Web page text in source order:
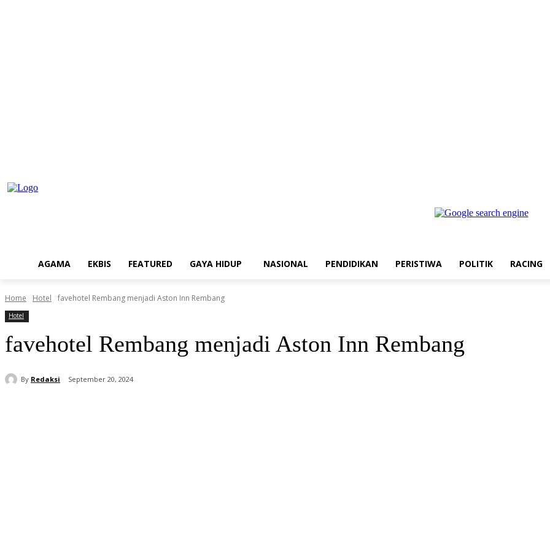
AGAMA EKBIS FEATURED GAYA HIDUP NASIONAL PENDIDIKAN PERISTIWA POLITIK RACING
Home Hotel favehotel Rembang menjadi Aston Inn Rembang
Hotel
favehotel Rembang menjadi Aston Inn Rembang
By Redaksi September 20, 2024